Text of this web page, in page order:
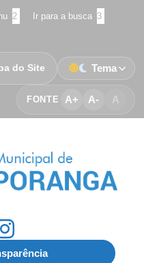
2 Ir para a busca 3
FONTE A+ A- A
do Site Tema